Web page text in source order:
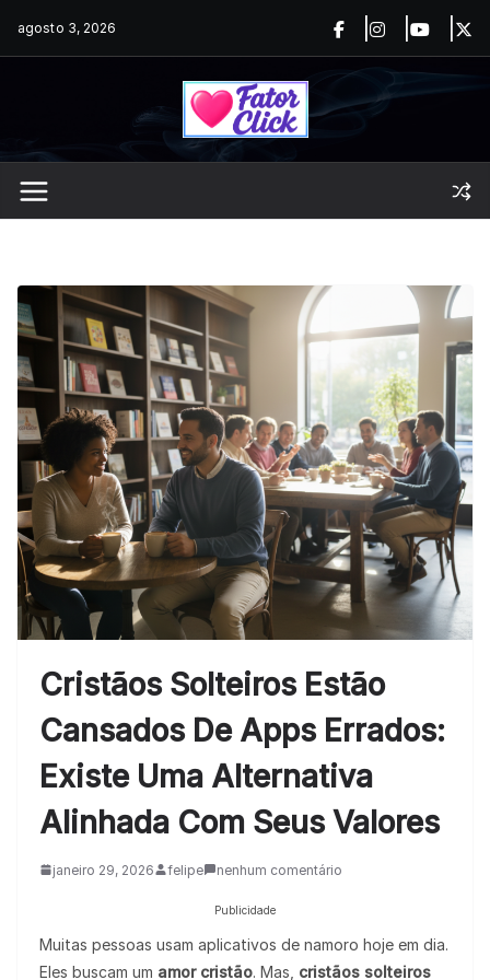
para
agosto 3, 2026
Cristãos Solteiros Estão
Cansados De Apps Errados:
Existe Uma Alternativa
Alinhada Com Seus Valores
janeiro 29, 2026 felipe nenhum comentário
Publicidade
Muitas pessoas usam aplicativos de namoro hoje em dia.
Eles buscam um amor cristão. Mas, cristãos solteiros